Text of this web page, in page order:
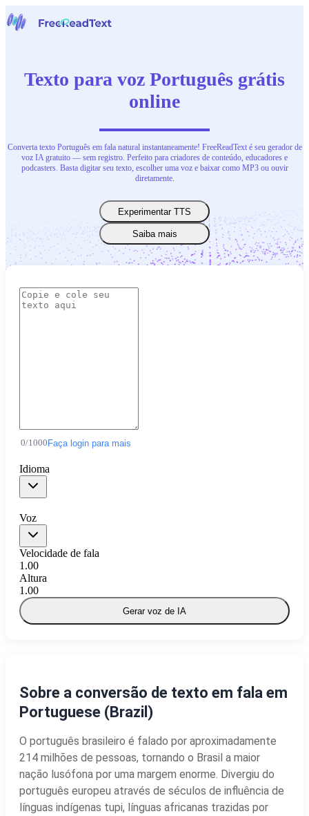
Ferramentas
Português
Texto para voz Português grátis
online
Converta texto Português em fala natural instantaneamente! FreeReadText é seu gerador de
voz IA gratuito — sem registro. Perfeito para criadores de conteúdo, educadores e
podcasters. Basta digitar seu texto, escolher uma voz e baixar como MP3 ou ouvir
diretamente.
Experimentar TTS
Saiba mais
0/1000 Faça login para mais
Idioma
Voz
Velocidade de fala
1.00
Altura
1.00
Gerar voz de IA
Sobre a conversão de texto em fala em
Portuguese (Brazil)
O português brasileiro é falado por aproximadamente
214 milhões de pessoas, tornando o Brasil a maior
nação lusófona por uma margem enorme. Divergiu do
português europeu através de séculos de influência de
línguas indígenas tupi, línguas africanas trazidas por